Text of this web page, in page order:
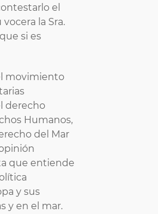
el
la Sra.
si es
movimiento
derecho
Humanos,
del Mar
que entiende
y sus
y en el mar.